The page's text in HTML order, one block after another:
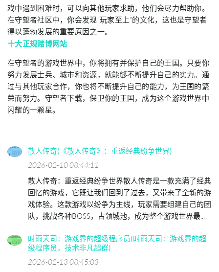
戏中遇到困难时，可以向其他玩家求助，他们会尽力帮助你。
在守望者社区中，你会发现“玩家至上”的文化，这也是守望者
得以蓬勃发展的重要原因之一。
十大正规赌博网站
在守望者的游戏世界中，你将拥有并保护自己的王国。只要你
努力发展士兵、城市和资源，就能够不断提升自己的实力。通
过与其他玩家合作，你也将不断提升自己的能力，为王国的繁
荣而努力。守望者下载，保卫你的王国，成为这个游戏世界中
闪耀的一颗星。
散人传奇(《散人传奇》：重返经典纷争世界)
2026-02-10 08:44:11
散人传奇：重返经典纷争世界散人传奇是一款充满了经典
回忆的游戏，它既让我们回到了过去，又带来了全新的游
戏体验。这款游戏以纷争为主线，玩家需要组建自己的团
队，挑战各种BOSS，占领城池，成为整个游戏世界最...
时雨天司：游戏界的超级程序员(时雨天司：游戏界的超
级程序员，技术非凡超群)
2026-02-13 08:45:03